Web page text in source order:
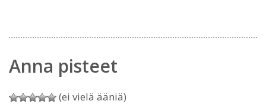
Anna pisteet
(ei vielä ääniä)